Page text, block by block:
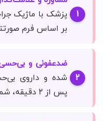
پزشک با ماژیک
بر اساس فرم
ضدعفونی و
شده و داروی
پس از ۲ دقیقه، شما هیچ دردی حس نخواهید کرد.